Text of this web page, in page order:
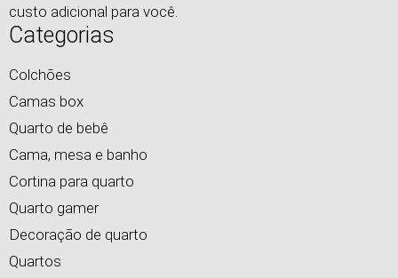
custo adicional para você.
Categorias
Colchões
Camas box
Quarto de bebê
Cama, mesa e banho
Cortina para quarto
Quarto gamer
Decoração de quarto
Quartos